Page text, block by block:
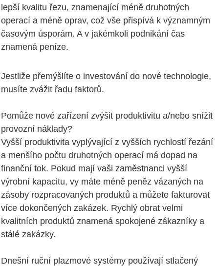
lepší kvalitu řezu, znamenající méně druhotných
operací a méně oprav, což vše přispívá k významným
časovým úsporám. A v jakémkoli podnikání čas
znamená peníze.
Jestliže přemýšlíte o investování do nové technologie,
musíte zvážit řadu faktorů.
Pomůže nové zařízení zvýšit produktivitu a/nebo snížit
provozní náklady?
Vyšší produktivita vyplývající z vyšších rychlostí řezání
a menšího počtu druhotných operací má dopad na
finanční tok. Pokud mají vaši zaměstnanci vyšší
výrobní kapacitu, vy máte méně peněz vázaných na
zásoby rozpracovaných produktů a můžete fakturovat
více dokončených zakázek. Rychlý obrat velmi
kvalitních produktů znamená spokojené zákazníky a
stálé zakázky.
Dnešní ruční plazmové systémy používají stlačený